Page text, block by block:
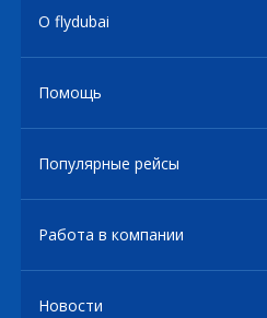
О flydubai
Помощь
Популярные рейсы
Работа в компании
Новости